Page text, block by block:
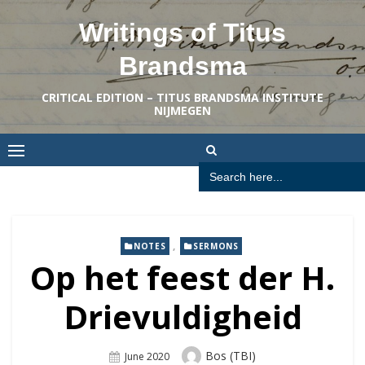
Writings of Titus
Brandsma
CRITICAL EDITION – TITUS BRANDSMA INSTITUTE
NIJMEGEN
Search
for:
NOTES , SERMONS
Op het feest der H.
Drievuldigheid
Posted
June 2020 Author
Bos (TBI)